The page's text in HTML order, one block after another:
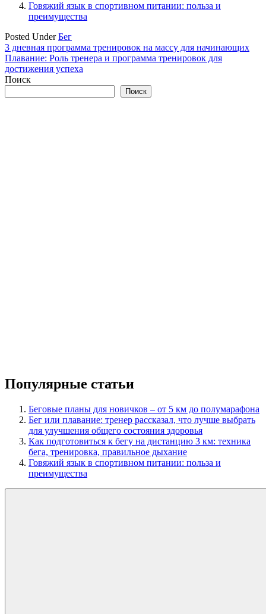
Говяжий язык в спортивном питании: польза и
преимущества
Posted UnderБег
Навигация
по
записям
3 дневная программа тренировок на массу для начинающих
Плавание: Роль тренера и программа тренировок для
достижения успеха
Поиск
Поиск
Популярные статьи
Беговые планы для новичков – от 5 км до полумарафона
Бег или плавание: тренер рассказал, что лучше выбрать
для улучшения общего состояния здоровья
Как подготовиться к бегу на дистанцию 3 км: техника
бега, тренировка, правильное дыхание
Говяжий язык в спортивном питании: польза и
преимущества